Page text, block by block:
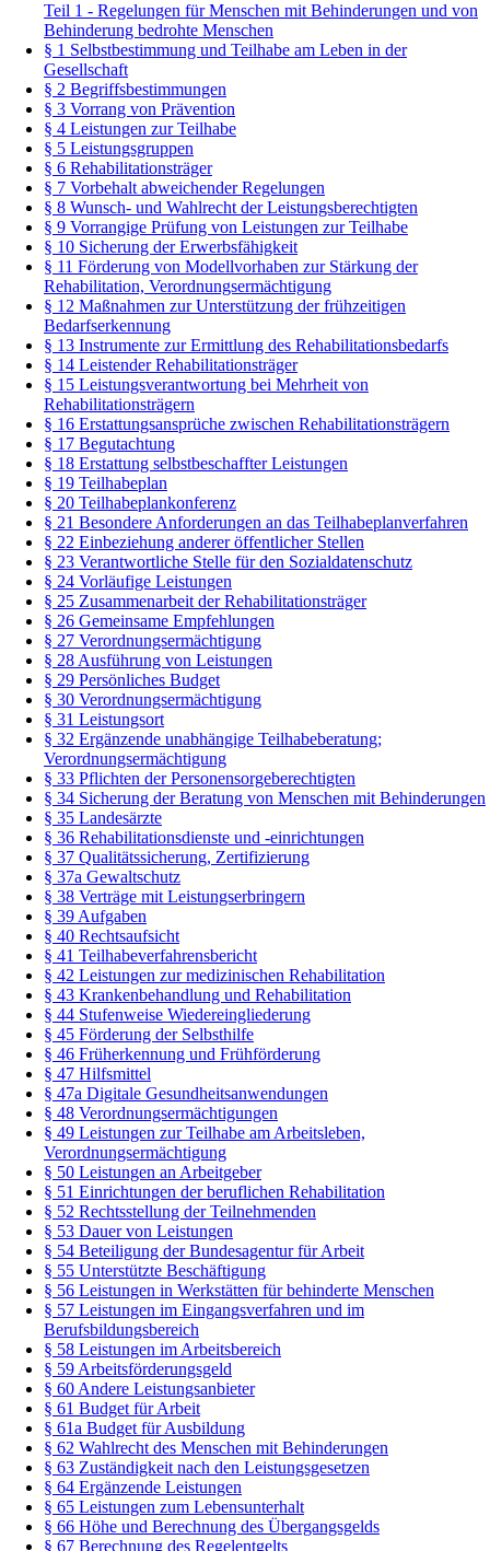
Teil 1 - Regelungen für Menschen mit Behinderungen und von
Behinderung bedrohte Menschen
§ 1 Selbstbestimmung und Teilhabe am Leben in der
Gesellschaft
§ 2 Begriffsbestimmungen
§ 3 Vorrang von Prävention
§ 4 Leistungen zur Teilhabe
§ 5 Leistungsgruppen
§ 6 Rehabilitationsträger
§ 7 Vorbehalt abweichender Regelungen
§ 8 Wunsch- und Wahlrecht der Leistungsberechtigten
§ 9 Vorrangige Prüfung von Leistungen zur Teilhabe
§ 10 Sicherung der Erwerbsfähigkeit
§ 11 Förderung von Modellvorhaben zur Stärkung der
Rehabilitation, Verordnungsermächtigung
§ 12 Maßnahmen zur Unterstützung der frühzeitigen
Bedarfserkennung
§ 13 Instrumente zur Ermittlung des Rehabilitationsbedarfs
§ 14 Leistender Rehabilitationsträger
§ 15 Leistungsverantwortung bei Mehrheit von
Rehabilitationsträgern
§ 16 Erstattungsansprüche zwischen Rehabilitationsträgern
§ 17 Begutachtung
§ 18 Erstattung selbstbeschaffter Leistungen
§ 19 Teilhabeplan
§ 20 Teilhabeplankonferenz
§ 21 Besondere Anforderungen an das Teilhabeplanverfahren
§ 22 Einbeziehung anderer öffentlicher Stellen
§ 23 Verantwortliche Stelle für den Sozialdatenschutz
§ 24 Vorläufige Leistungen
§ 25 Zusammenarbeit der Rehabilitationsträger
§ 26 Gemeinsame Empfehlungen
§ 27 Verordnungsermächtigung
§ 28 Ausführung von Leistungen
§ 29 Persönliches Budget
§ 30 Verordnungsermächtigung
§ 31 Leistungsort
§ 32 Ergänzende unabhängige Teilhabeberatung;
Verordnungsermächtigung
§ 33 Pflichten der Personensorgeberechtigten
§ 34 Sicherung der Beratung von Menschen mit Behinderungen
§ 35 Landesärzte
§ 36 Rehabilitationsdienste und -einrichtungen
§ 37 Qualitätssicherung, Zertifizierung
§ 37a Gewaltschutz
§ 38 Verträge mit Leistungserbringern
§ 39 Aufgaben
§ 40 Rechtsaufsicht
§ 41 Teilhabeverfahrensbericht
§ 42 Leistungen zur medizinischen Rehabilitation
§ 43 Krankenbehandlung und Rehabilitation
§ 44 Stufenweise Wiedereingliederung
§ 45 Förderung der Selbsthilfe
§ 46 Früherkennung und Frühförderung
§ 47 Hilfsmittel
§ 47a Digitale Gesundheitsanwendungen
§ 48 Verordnungsermächtigungen
§ 49 Leistungen zur Teilhabe am Arbeitsleben,
Verordnungsermächtigung
§ 50 Leistungen an Arbeitgeber
§ 51 Einrichtungen der beruflichen Rehabilitation
§ 52 Rechtsstellung der Teilnehmenden
§ 53 Dauer von Leistungen
§ 54 Beteiligung der Bundesagentur für Arbeit
§ 55 Unterstützte Beschäftigung
§ 56 Leistungen in Werkstätten für behinderte Menschen
§ 57 Leistungen im Eingangsverfahren und im
Berufsbildungsbereich
§ 58 Leistungen im Arbeitsbereich
§ 59 Arbeitsförderungsgeld
§ 60 Andere Leistungsanbieter
§ 61 Budget für Arbeit
§ 61a Budget für Ausbildung
§ 62 Wahlrecht des Menschen mit Behinderungen
§ 63 Zuständigkeit nach den Leistungsgesetzen
§ 64 Ergänzende Leistungen
§ 65 Leistungen zum Lebensunterhalt
§ 66 Höhe und Berechnung des Übergangsgelds
§ 67 Berechnung des Regelentgelts